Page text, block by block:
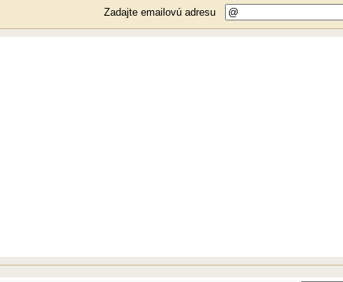
Zadajte emailovú adresu